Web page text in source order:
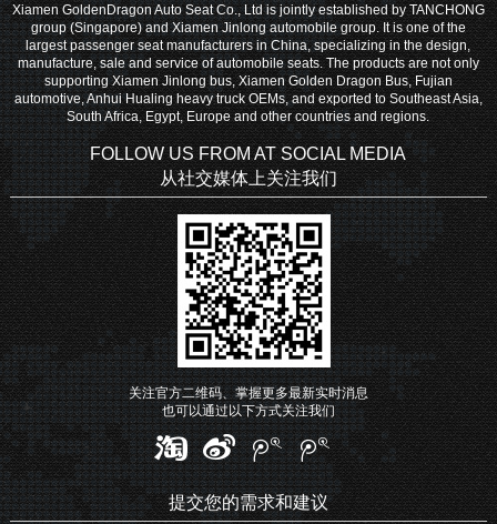
Xiamen GoldenDragon Auto Seat Co., Ltd is jointly established by TANCHONG
group (Singapore) and Xiamen Jinlong automobile group. It is one of the
largest passenger seat manufacturers in China, specializing in the design,
manufacture, sale and service of automobile seats. The products are not only
supporting Xiamen Jinlong bus, Xiamen Golden Dragon Bus, Fujian
automotive, Anhui Hualing heavy truck OEMs, and exported to Southeast Asia,
South Africa, Egypt, Europe and other countries and regions.
FOLLOW US FROM AT SOCIAL MEDIA
从社交媒体上关注我们
关注官方二维码、掌握更多最新实时消息
也可以通过以下方式关注我们
提交您的需求和建议